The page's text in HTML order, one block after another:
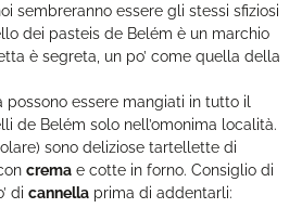
sembreranno essere gli stessi sfiziosi
dei pasteis de Belém è un marchio
è segreta, un po’ come quella della
possono essere mangiati in tutto il
de Belém solo nell’omonima località.
sono deliziose tartellette di
crema e cotte in forno. Consiglio di
di cannella prima di addentarli: